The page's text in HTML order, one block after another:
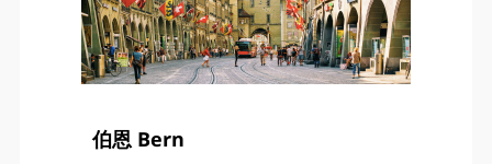
伯恩 Bern